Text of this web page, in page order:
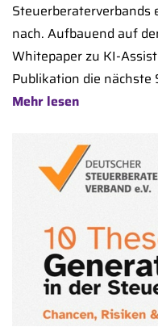
Steuerberaterverbands
nach. Aufbauend auf
Whitepaper zu KI-
Publikation die nächste
Mehr lesen